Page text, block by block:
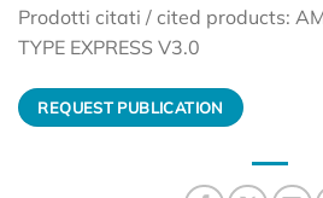
Prodotti citati / cited products:
TYPE EXPRESS V3.0
REQUEST PUBLICATION